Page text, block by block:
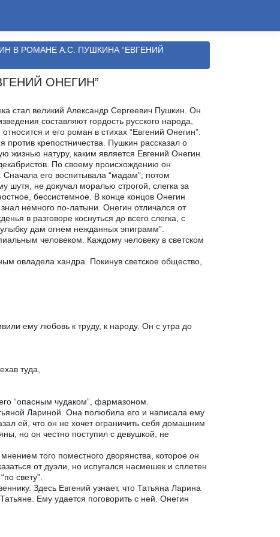
В РОМАНЕ А.С. ПУШКИНА “ЕВГЕНИЙ
ОНЕГИН”
стал великий Александр Сергеевич Пушкин. Он
составляют гордость русского народа,
и его роман в стихах “Евгений Онегин”.
крепостничества. Пушкин рассказал о
жизнью натуру, каким является Евгений Онегин.
По своему происхождению он
Сначала его воспитывала “мадам”; потом
шутя, не докучал моралью строгой, слегка за
бессистемное. В конце концов Онегин
немного по-латыни. Онегин отличался от
в разговоре коснуться до всего слегка, с
дам огнем нежданных эпиграмм”.
человеком. Каждому человеку в светском
овладела хандра. Покинув светское общество,
ему любовь к труду, к народу. Он с утра до
туда,
“опасным чудаком”, фармазоном.
Лариной. Она полюбила его и написала ему
ей, что он не хочет ограничить себя домашним
но он честно поступил с девушкой, не
того поместного дворянства, которое он
от дуэли, но испугался насмешек и сплетен
свету”.
Здесь Евгений узнает, что Татьяна Ларина
Ему удается поговорить с ней. Онегин